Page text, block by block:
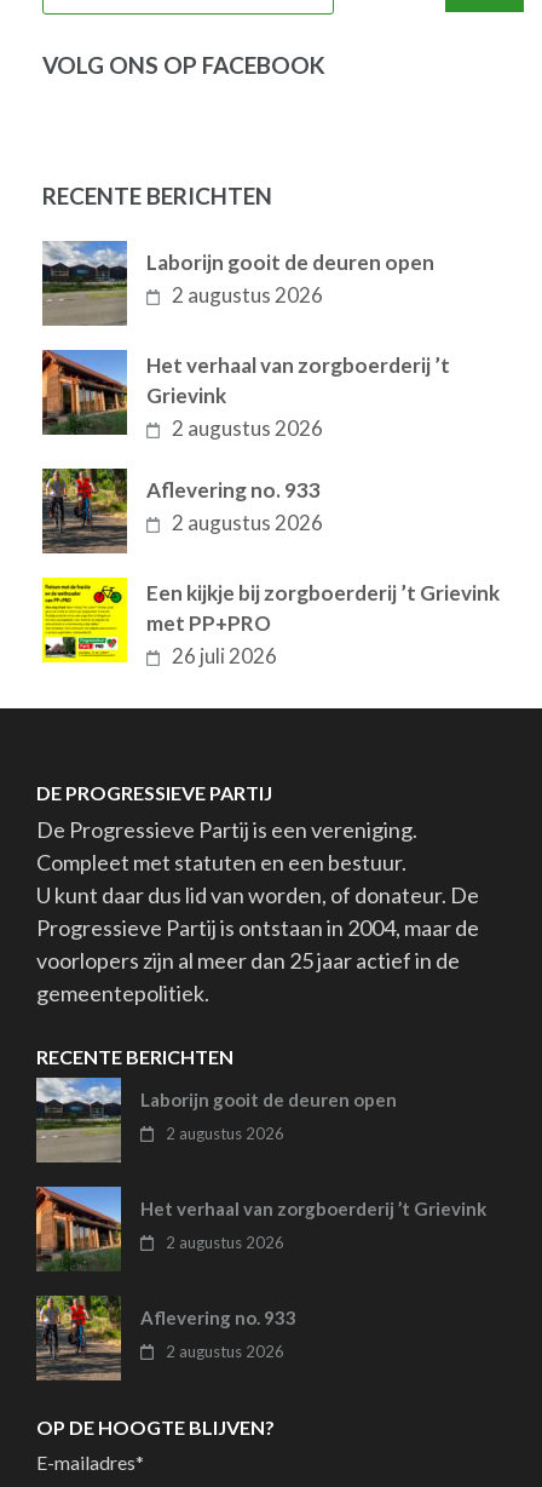
VOLG ONS OP FACEBOOK
RECENTE BERICHTEN
Laborijn gooit de deuren open
2 augustus 2026
Het verhaal van zorgboerderij ’t
Grievink
2 augustus 2026
Aflevering no. 933
2 augustus 2026
Een kijkje bij zorgboerderij ’t Grievink
met PP+PRO
26 juli 2026
DE PROGRESSIEVE PARTIJ
De Progressieve Partij is een vereniging.
Compleet met statuten en een bestuur.
U kunt daar dus lid van worden, of donateur. De
Progressieve Partij is ontstaan in 2004, maar de
voorlopers zijn al meer dan 25 jaar actief in de
gemeentepolitiek.
RECENTE BERICHTEN
Laborijn gooit de deuren open
2 augustus 2026
Het verhaal van zorgboerderij ’t Grievink
2 augustus 2026
Aflevering no. 933
2 augustus 2026
OP DE HOOGTE BLIJVEN?
E-mailadres*